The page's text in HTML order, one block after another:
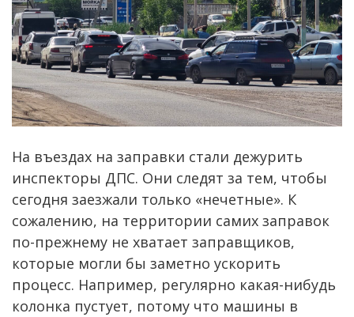
На въездах на заправки стали дежурить
инспекторы ДПС. Они следят за тем, чтобы
сегодня заезжали только «нечетные». К
сожалению, на территории самих заправок
по-прежнему не хватает заправщиков,
которые могли бы заметно ускорить
процесс. Например, регулярно какая-нибудь
колонка пустует, потому что машины в